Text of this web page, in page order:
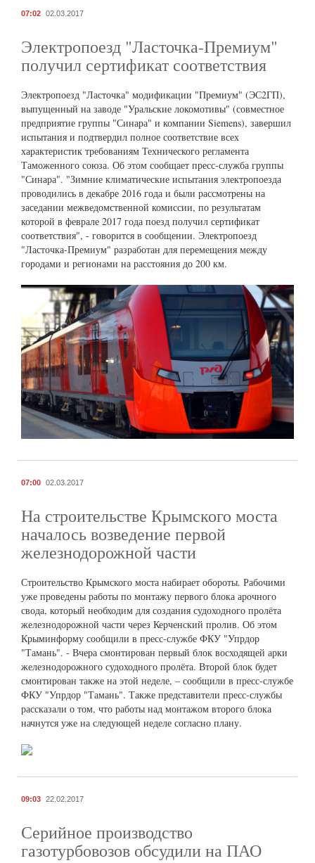
07:02 02.03.2017
Электропоезд "Ласточка-Премиум"
получил сертификат соответствия
Электропоезд "Ласточка" модификации "Премиум" (ЭС2ГП),
выпущенный на заводе "Уральские локомотивы" (совместное
предприятие группы "Синара" и компании Siemens), завершил
испытания и подтвердил полное соответствие всех
характеристик требованиям Технического регламента
Таможенного союза. Об этом сообщает пресс-служба группы
"Синара". "Зимние климатические испытания электропоезда
проводились в декабре 2016 года и были рассмотрены на
заседании межведомственной комиссии, по результатам
которой в феврале 2017 года поезд получил сертификат
соответствия", - говорится в сообщении. Электропоезд
"Ласточка-Премиум" разработан для перемещения между
городами и регионами на расстояния до 200 км.
07:00 02.03.2017
На строительстве Крымского моста
началось возведение первой
железнодорожной части
Строительство Крымского моста набирает обороты. Рабочими
уже проведены работы по монтажу первого блока арочного
свода, который необходим для создания судоходного пролёта
железнодорожной части через Керченский пролив. Об этом
Крыминформу сообщили в пресс-службе ФКУ "Упрдор
"Тамань". - Вчера смонтирован первый блок восходящей арки
железнодорожного судоходного пролёта. Второй блок будет
смонтирован также на этой неделе, – сообщили в пресс-службе
ФКУ "Упрдор "Тамань". Также представители пресс-службы
рассказали о том, что работы над монтажом второго блока
начнутся уже на следующей неделе согласно плану.
09:03 22.02.2017
Серийное производство
газотурбовозов обсудили на ПАО